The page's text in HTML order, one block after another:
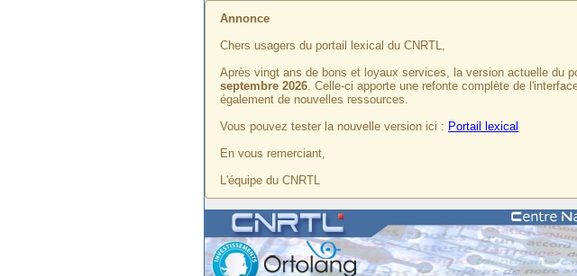
Annonce
Chers usagers du portail lexical du CNRTL,
Après vingt ans de bons et loyaux services, la version actuelle du
septembre 2026. Celle-ci apporte une refonte complète de
également de nouvelles ressources.
Vous pouvez tester la nouvelle version ici : Portail lexical
En vous remerciant,
L'équipe du CNRTL